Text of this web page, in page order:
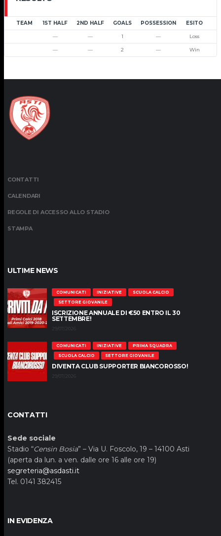
TEAM 1ST HALF 2ND HALF GOALS POSSESSION ESITO
— — 1 — Loss
— — 2 — Win
CONTATTI
CALENDARI
REGOLE DI ACCESSO ALLO STADIO
STAMPA
ULTIME NEWS
COMUNICATI INIZIATIVE
SCUOLA CALCIO
SETTORE GIOVANILE
ISCRIZIONE ANNUALE DI €50 ENTRO IL 30
SETTEMBRE!
29/07/2026
COMUNICATI INIZIATIVE
PRIMA SQUADRA
SCUOLA CALCIO
SETTORE GIOVANILE
DIVENTA CLUB SUPPORTER BIANCOROSSO!
29/07/2026
CONTATTI
Sede sociale
Stadio “Censin Bosia” – Via U. Foscolo, 19 – 14100 Asti
(aperta da lun. a ven. dalle ore 16 alle ore 19)
segreteria@asdasti.it
Tel. 0141 382415
IN EVIDENZA